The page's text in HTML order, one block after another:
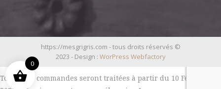
https://mesgrigris.com - tous droits réservés ©
2023 - Design : WorPress Webfactory
Toutes les commandes seront traitées à partir du 10 Février
0